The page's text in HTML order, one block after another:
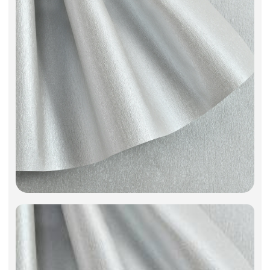
Искусственные цветы и растения
Декоративные вазы, кашпо
Фоамиран
Свечи
Игрушки мягкие